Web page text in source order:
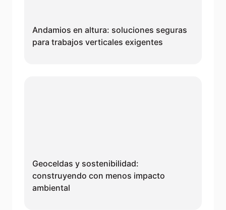
Andamios en altura: soluciones seguras
para trabajos verticales exigentes
Geoceldas y sostenibilidad:
construyendo con menos impacto
ambiental